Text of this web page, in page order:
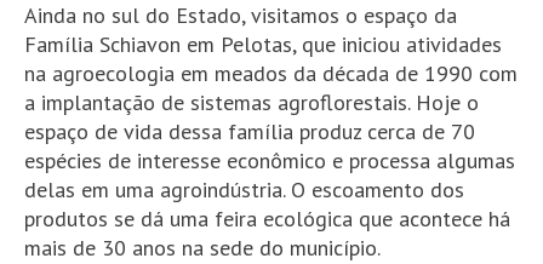
Ainda no sul do Estado, visitamos o espaço da
Família Schiavon em Pelotas, que iniciou atividades
na agroecologia em meados da década de 1990 com
a implantação de sistemas agroflorestais. Hoje o
espaço de vida dessa família produz cerca de 70
espécies de interesse econômico e processa algumas
delas em uma agroindústria. O escoamento dos
produtos se dá uma feira ecológica que acontece há
mais de 30 anos na sede do município.